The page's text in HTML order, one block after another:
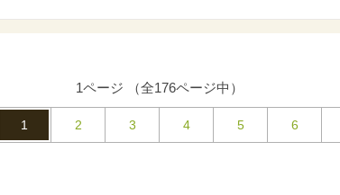
1ページ （全176ページ中）
1 2 3 4 5 6